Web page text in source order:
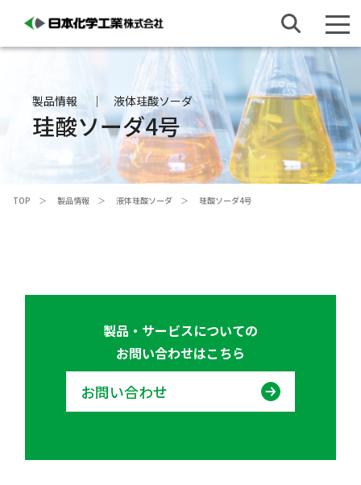
製品情報 液体珪酸ソーダ
珪酸ソーダ4号
TOP 製品情報 液体珪酸ソーダ 珪酸ソーダ4号
製品・サービスについての
お問い合わせはこちら
お問い合わせ